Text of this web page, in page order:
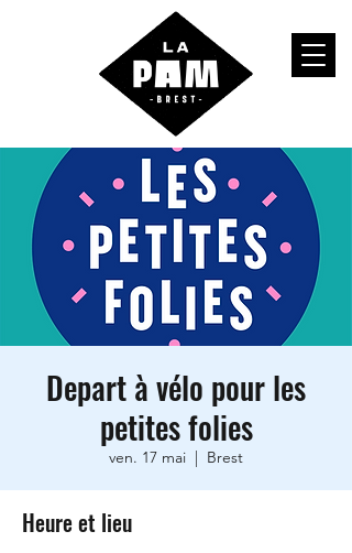
Depart à vélo pour les
petites folies
ven. 17 mai
  |
Brest
Heure et lieu